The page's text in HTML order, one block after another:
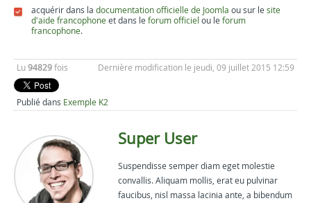
acquérir dans la documentation officielle de Joomla ou sur le site
d'aide francophone et dans le forum officiel ou le forum
francophone.
Lu 94829 fois Dernière modification le jeudi, 09 juillet 2015 12:59
Publié dans Exemple K2
Super User
Suspendisse semper diam eget molestie
convallis. Aliquam mollis, erat eu pulvinar
faucibus, nisl massa lacinia ante, a bibendum